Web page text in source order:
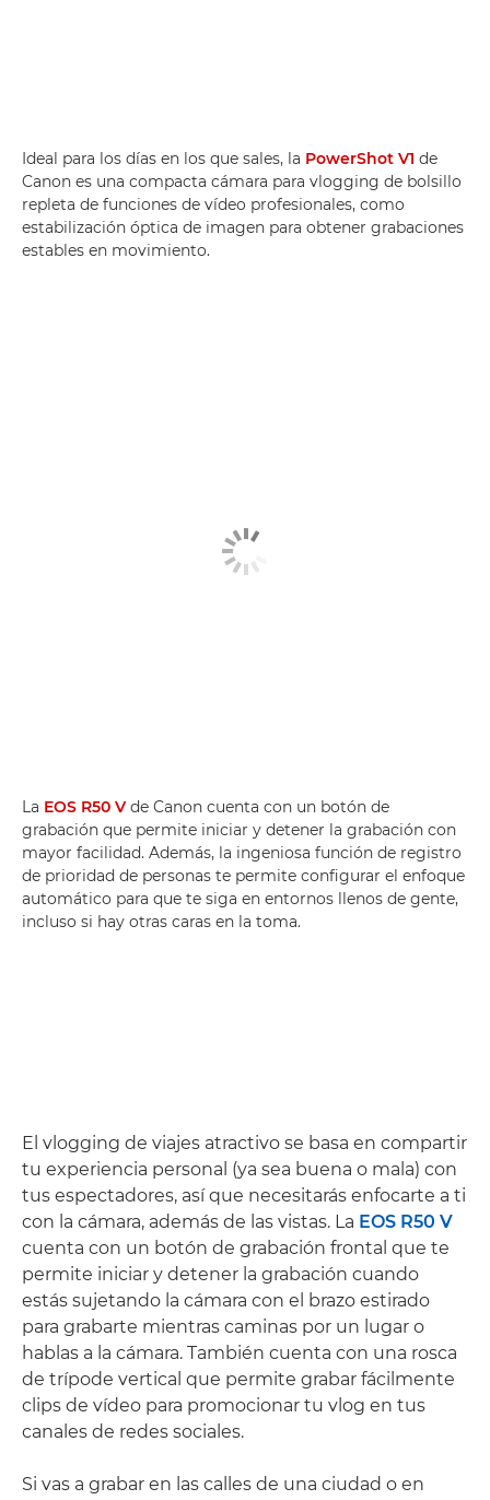
Ideal para los días en los que sales, la PowerShot V1 de
Canon es una compacta cámara para vlogging de bolsillo
repleta de funciones de vídeo profesionales, como
estabilización óptica de imagen para obtener grabaciones
estables en movimiento.
La EOS R50 V de Canon cuenta con un botón de
grabación que permite iniciar y detener la grabación con
mayor facilidad. Además, la ingeniosa función de registro
de prioridad de personas te permite configurar el enfoque
automático para que te siga en entornos llenos de gente,
incluso si hay otras caras en la toma.
El vlogging de viajes atractivo se basa en compartir
tu experiencia personal (ya sea buena o mala) con
tus espectadores, así que necesitarás enfocarte a ti
con la cámara, además de las vistas. La EOS R50 V
cuenta con un botón de grabación frontal que te
permite iniciar y detener la grabación cuando
estás sujetando la cámara con el brazo estirado
para grabarte mientras caminas por un lugar o
hablas a la cámara. También cuenta con una rosca
de trípode vertical que permite grabar fácilmente
clips de vídeo para promocionar tu vlog en tus
canales de redes sociales.
Si vas a grabar en las calles de una ciudad o en